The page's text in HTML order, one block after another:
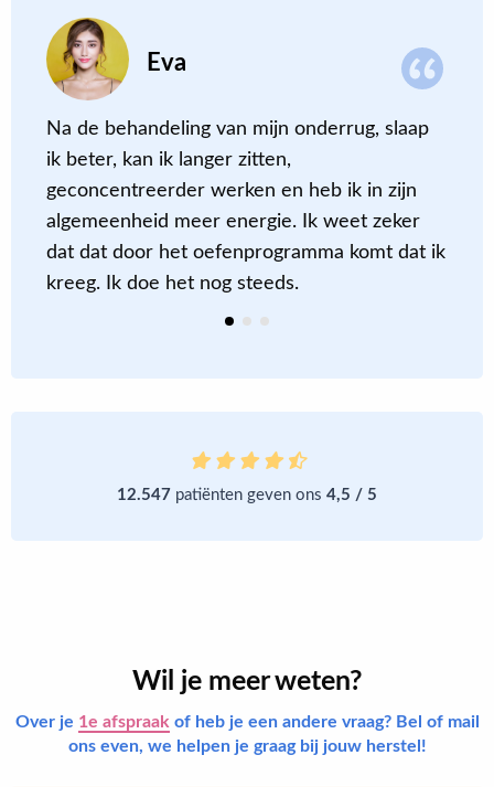
Eva
Na de behandeling van mijn onderrug, slaap
ik beter, kan ik langer zitten,
geconcentreerder werken en heb ik in zijn
algemeenheid meer energie. Ik weet zeker
dat dat door het oefenprogramma komt dat ik
kreeg. Ik doe het nog steeds.
12.547 patiënten geven ons 4,5 / 5
Wil je meer weten?
Over je 1e afspraak of heb je een andere vraag? Bel of mail
ons even, we helpen je graag bij jouw herstel!